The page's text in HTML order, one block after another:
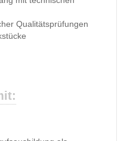
Qualitätsprüfungen